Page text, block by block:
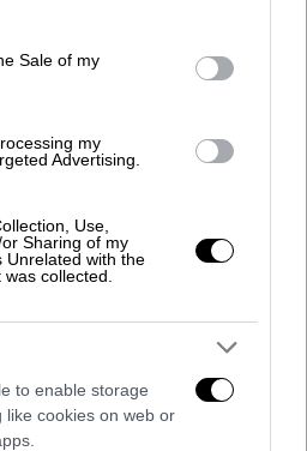
purposes in below Google
Sale of my
my
Advertising.
Use,
Sharing of my
Unrelated with the
collected.
to enable storage
like cookies on web or
πέργκολας με χρήση
ιδιωτικών
της Μυκόνου, στο
στην
από και προς το
διατηρεί την
κλίμακας, στηρίζεται
δροσισμού, αερισμού
και διατηρεί στοιχεία